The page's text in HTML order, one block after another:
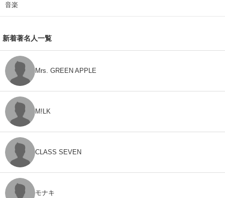
音楽
新着著名人一覧
Mrs. GREEN APPLE
M!LK
CLASS SEVEN
モナキ